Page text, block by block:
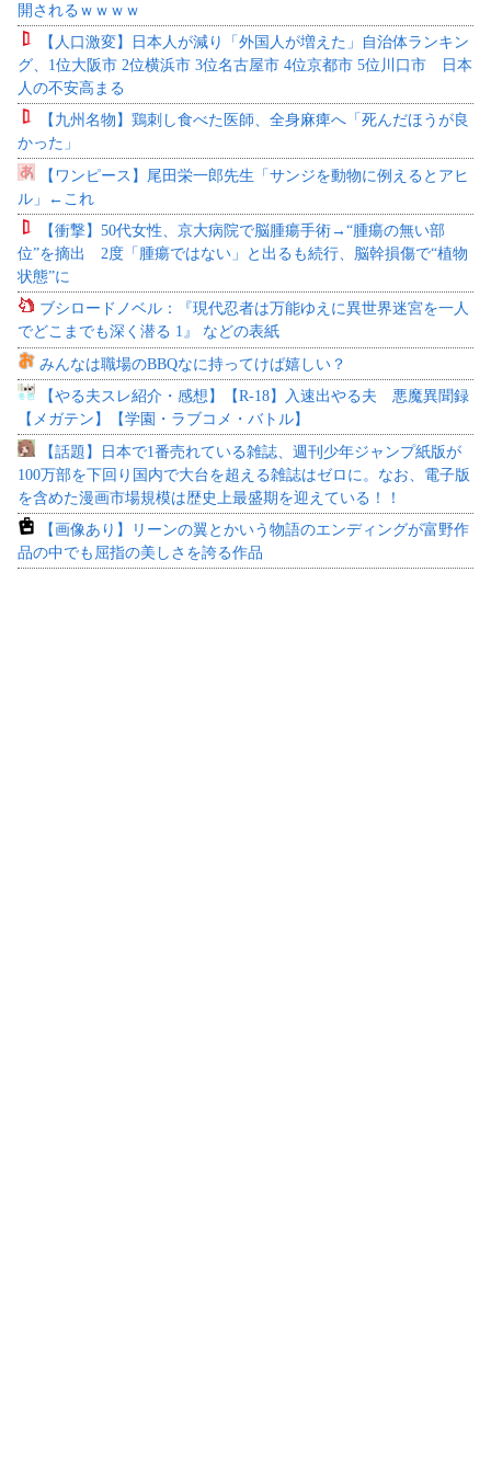
開されるｗｗｗｗ
【人口激変】日本人が減り「外国人が増えた」自治体ランキン
グ、1位大阪市 2位横浜市 3位名古屋市 4位京都市 5位川口市 日本
人の不安高まる
【九州名物】鶏刺し食べた医師、全身麻痺へ「死んだほうが良
かった」
【ワンピース】尾田栄一郎先生「サンジを動物に例えるとアヒ
ル」←これ
【衝撃】50代女性、京大病院で脳腫瘍手術→“腫瘍の無い部
位”を摘出 2度「腫瘍ではない」と出るも続行、脳幹損傷で“植物
状態”に
ブシロードノベル：『現代忍者は万能ゆえに異世界迷宮を一人
でどこまでも深く潜る 1』 などの表紙
みんなは職場のBBQなに持ってけば嬉しい？
【やる夫スレ紹介・感想】【R-18】入速出やる夫 悪魔異聞録
【メガテン】【学園・ラブコメ・バトル】
【話題】日本で1番売れている雑誌、週刊少年ジャンプ紙版が
100万部を下回り国内で大台を超える雑誌はゼロに。なお、電子版
を含めた漫画市場規模は歴史上最盛期を迎えている！！
【画像あり】リーンの翼とかいう物語のエンディングが富野作
品の中でも屈指の美しさを誇る作品